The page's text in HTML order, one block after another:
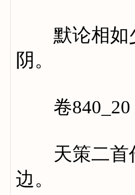
默论相如少
阴。
卷840_20
天策二首作
边。